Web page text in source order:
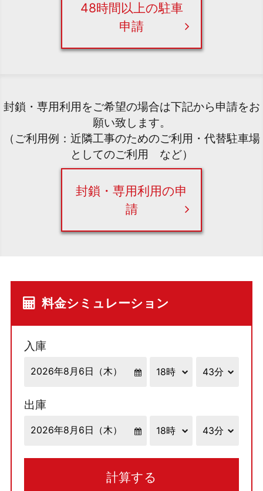
48時間以上の駐車
申請
封鎖・専用利用をご希望の場合は下記から申請をお
願い致します。
（ご利用例：近隣工事のためのご利用・代替駐車場
としてのご利用 など）
封鎖・専用利用の申
請
料金シミュレーション
入庫
出庫
計算する